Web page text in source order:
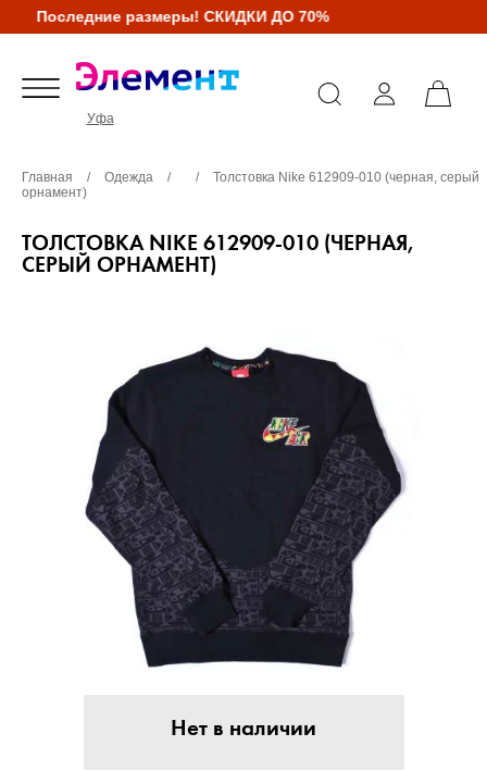
Последние размеры! СКИДКИ ДО 70%
Уфа
Главная / Одежда / /
Толстовка Nike 612909-010 (черная, серый
орнамент)
ТОЛСТОВКА NIKE 612909-010 (ЧЕРНАЯ,
СЕРЫЙ ОРНАМЕНТ)
Нет в наличии